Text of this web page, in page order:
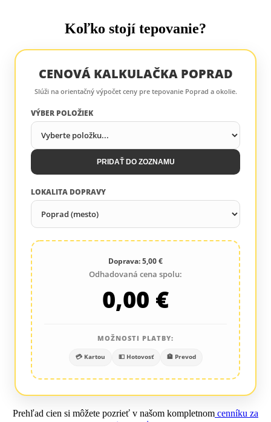
Koľko stojí tepovanie?
CENOVÁ KALKULAČKA POPRAD
Slúži na orientačný výpočet ceny pre tepovanie Poprad a okolie.
VÝBER POLOŽIEK
PRIDAŤ DO ZOZNAMU
LOKALITA DOPRAVY
Doprava: 5,00 €
Odhadovaná cena spolu:
0,00 €
MOŽNOSTI PLATBY:
💳 Kartou 💵 Hotovosť 🏦 Prevod
Prehľad cien si môžete pozrieť v našom kompletnom cenníku za